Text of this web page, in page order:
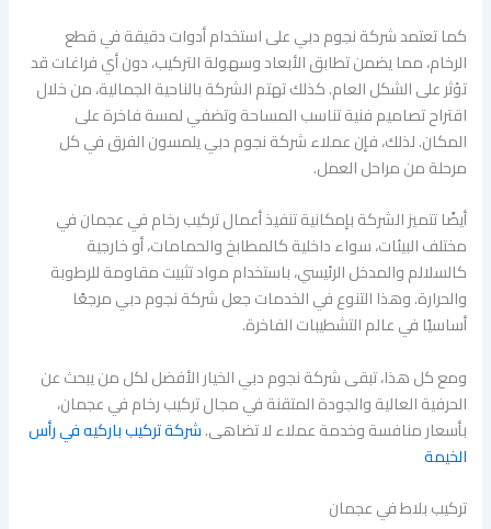
كما تعتمد شركة نجوم دبي على استخدام أدوات دقيقة في قطع
الرخام، مما يضمن تطابق الأبعاد وسهولة التركيب، دون أي فراغات قد
تؤثر على الشكل العام. كذلك تهتم الشركة بالناحية الجمالية، من خلال
اقتراح تصاميم فنية تناسب المساحة وتضفي لمسة فاخرة على
المكان. لذلك، فإن عملاء شركة نجوم دبي يلمسون الفرق في كل
مرحلة من مراحل العمل.
أيضًا تتميز الشركة بإمكانية تنفيذ أعمال تركيب رخام في عجمان في
مختلف البيئات، سواء داخلية كالمطابخ والحمامات، أو خارجية
كالسلالم والمدخل الرئيسي، باستخدام مواد تثبيت مقاومة للرطوبة
والحرارة. وهذا التنوع في الخدمات جعل شركة نجوم دبي مرجعًا
أساسيًا في عالم التشطيبات الفاخرة.
ومع كل هذا، تبقى شركة نجوم دبي الخيار الأفضل لكل من يبحث عن
الحرفية العالية والجودة المتقنة في مجال تركيب رخام في عجمان،
بأسعار منافسة وخدمة عملاء لا تضاهى.شركة تركيب باركيه في رأس
الخيمة
تركيب بلاط في عجمان